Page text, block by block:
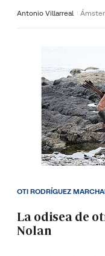
Antonio Villarreal
La odisea de
Nolan
OTI RODRÍGUEZ